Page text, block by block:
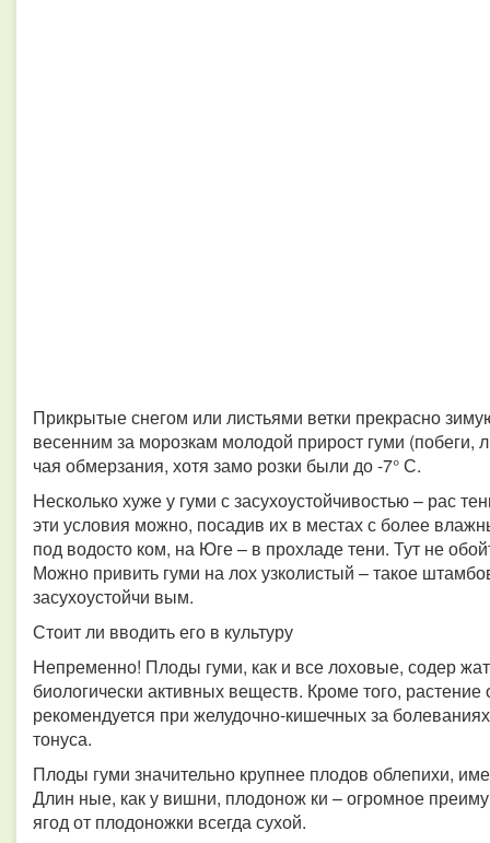
Прикрытые снегом или листьями ветки прекрасно
весенним за морозкам молодой прирост гуми (побеги,
чая обмерзания, хотя замо розки были до -7° С.
Несколько хуже у гуми с засухоустойчивостью – рас
эти условия можно, посадив их в местах с более
под водосто ком, на Юге – в прохладе тени. Тут не
Можно привить гуми на лох узколистый – такое
засухоустойчи вым.
Стоит ли вводить его в культуру
Непременно! Плоды гуми, как и все лоховые, содер
биологически активных веществ. Кроме того,
рекомендуется при желудочно-кишечных за
тонуса.
Плоды гуми значительно крупнее плодов облепихи,
Длин ные, как у вишни, плодонож ки – огромное
ягод от плодоножки всегда сухой.